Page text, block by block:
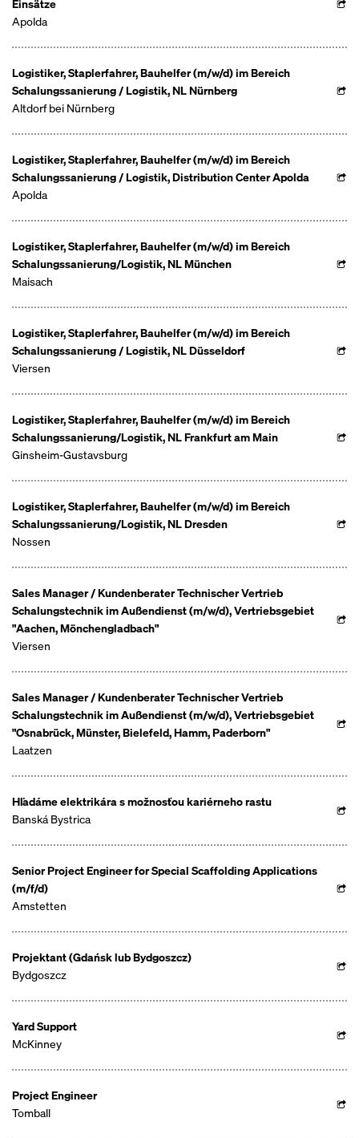
Einsätze
Apolda
Logistiker, Staplerfahrer, Bauhelfer (m/w/d) im Bereich
Schalungssanierung / Logistik, NL Nürnberg
Altdorf bei Nürnberg
Logistiker, Staplerfahrer, Bauhelfer (m/w/d) im Bereich
Schalungssanierung / Logistik, Distribution Center Apolda
Apolda
Logistiker, Staplerfahrer, Bauhelfer (m/w/d) im Bereich
Schalungssanierung/Logistik, NL München
Maisach
Logistiker, Staplerfahrer, Bauhelfer (m/w/d) im Bereich
Schalungssanierung / Logistik, NL Düsseldorf
Viersen
Logistiker, Staplerfahrer, Bauhelfer (m/w/d) im Bereich
Schalungssanierung/Logistik, NL Frankfurt am Main
Ginsheim-Gustavsburg
Logistiker, Staplerfahrer, Bauhelfer (m/w/d) im Bereich
Schalungssanierung/Logistik, NL Dresden
Nossen
Sales Manager / Kundenberater Technischer Vertrieb
Schalungstechnik im Außendienst (m/w/d), Vertriebsgebiet
"Aachen, Mönchengladbach"
Viersen
Sales Manager / Kundenberater Technischer Vertrieb
Schalungstechnik im Außendienst (m/w/d), Vertriebsgebiet
"Osnabrück, Münster, Bielefeld, Hamm, Paderborn"
Laatzen
Hľadáme elektrikára s možnosťou kariérneho rastu
Banská Bystrica
Senior Project Engineer for Special Scaffolding Applications
(m/f/d)
Amstetten
Projektant (Gdańsk lub Bydgoszcz)
Bydgoszcz
Yard Support
McKinney
Project Engineer
Tomball